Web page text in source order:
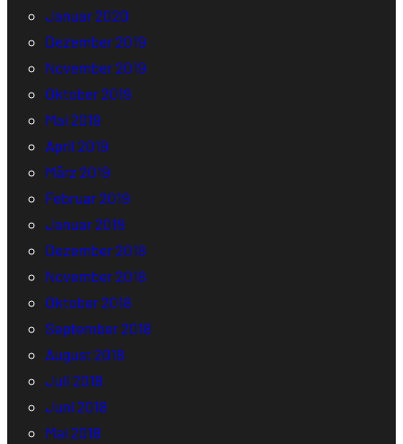
Januar 2020
Dezember 2019
November 2019
Oktober 2019
Mai 2019
April 2019
März 2019
Februar 2019
Januar 2019
Dezember 2018
November 2018
Oktober 2018
September 2018
August 2018
Juli 2018
Juni 2018
Mai 2018